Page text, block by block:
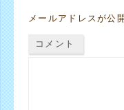
メールアドレスが公
コメント